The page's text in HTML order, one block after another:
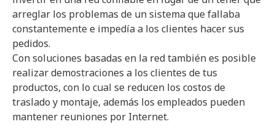
arreglar los problemas de un sistema que fallaba
constantemente e impedía a los clientes hacer sus
pedidos.
Con soluciones basadas en la red también es posible
realizar demostraciones a los clientes de tus
productos, con lo cual se reducen los costos de
traslado y montaje, además los empleados pueden
mantener reuniones por Internet.